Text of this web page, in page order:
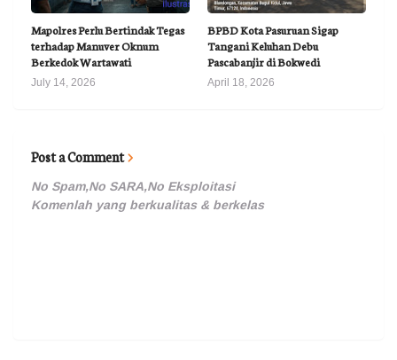
Mapolres Perlu Bertindak Tegas
terhadap Manuver Oknum
Berkedok Wartawati
July 14, 2026
BPBD Kota Pasuruan Sigap
Tangani Keluhan Debu
Pascabanjir di Bokwedi
April 18, 2026
Post a Comment
No Spam,No SARA,No Eksploitasi
Komenlah yang berkualitas & berkelas